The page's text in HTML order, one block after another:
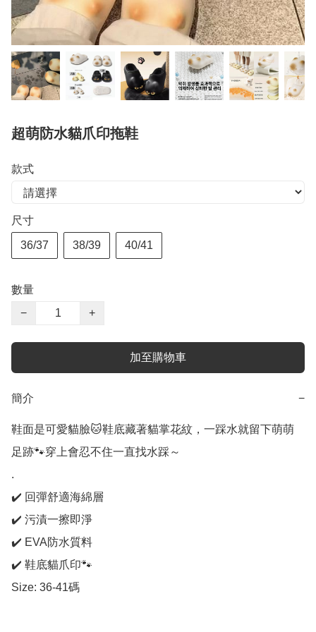
超萌防水貓爪印拖鞋
款式
尺寸
36/37 38/39 40/41
數量
−
+
加至購物車
簡介 −
鞋面是可愛貓臉🐱鞋底藏著貓掌花紋，一踩水就留下萌萌
足跡🐾穿上會忍不住一直找水踩～
.
✔️ 回彈舒適海綿層
✔️ 污漬一擦即淨
✔️ EVA防水質料
✔️ 鞋底貓爪印🐾
Size: 36-41碼